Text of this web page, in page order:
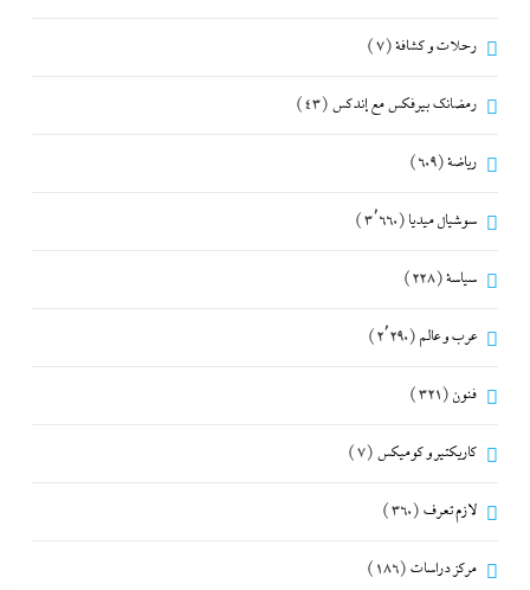
رحلات و كشافة(7)
رمضانك بيرفكس مع إندكس (43)
رياضة(609)
سوشيال ميديا (3٬660)
سياسة(228)
عرب و عالم (2٬290)
فنون (321)
كاريكتير و كوميكس (7)
لازم تعرف (360)
مركز دراسات (186)